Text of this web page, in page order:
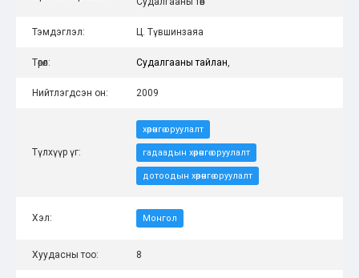
Тэмдэглэл: Ц. Түвшинзаяа
Төрөл: Судалгааны тайлан
Нийтлэгдсэн он: 2009
Түлхүүр үг:
хөрөнгө оруулалт
гадаадын хөрөнгө оруулалт
дотоодын хөрөнгө оруулалт
Хэл: Монгол
Хуудасны тоо: 8